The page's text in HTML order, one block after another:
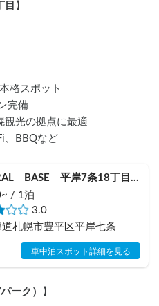
目 】
格スポット
完備
観光の拠点に最適
、BBQなど
　BASE　平岸7条18丁目
】
/ 1泊
3.0
道札幌市豊平区平岸七条
車中泊スポット詳細を見る
ーク）
】